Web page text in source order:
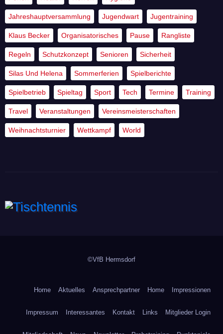
Jahreshauptversammlung Jugendwart Jugentraining
Klaus Becker Organisatorisches Pause Rangliste
Regeln Schutzkonzept Senioren Sicherheit
Silas Und Helena Sommerferien Spielberichte
Spielbetrieb Spieltag Sport Tech Termine Training
Travel Veranstaltungen Vereinsmeisterschaften
Weihnachtsturnier Wettkampf World
©VfB Hermsdorf
Home Aktuelles Ansprechpartner Home Impressionen
Impressum Interessantes Kontakt Links Mitglieder Login